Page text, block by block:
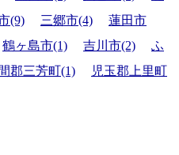
(9) 三郷市(4)
蓮田市
鶴ヶ島市(1) 吉川市(2)
ふ
郡三芳町(1)
児玉郡上里町